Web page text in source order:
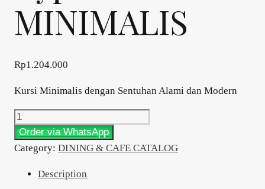
MINIMALIS
Rp1.204.000
Kursi Minimalis dengan Sentuhan Alami dan Modern
DINING&CAFE
Type
MINIMALIS
Order via WhatsApp
Category: DINING & CAFE CATALOG
Description